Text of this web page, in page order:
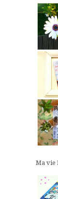
Ma vie